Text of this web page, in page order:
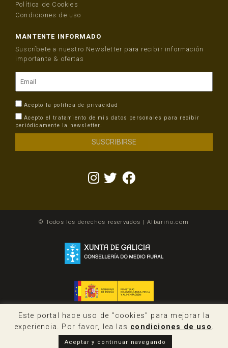
Política de Cookies
Condiciones de uso
MANTENTE INFORMADO
Suscríbete a nuestro Newsletter para recibir información
importante & ofertas
Acepto la política de privacidad
Acepto el tratamiento de mis datos personales para recibir
periódicamente la newsletter.
© Todos los derechos reservados | Albariño.com
Este portal hace uso de "cookies" para mejorar la
experiencia. Por favor, lea las condiciones de uso.
Aceptar y continuar navegando